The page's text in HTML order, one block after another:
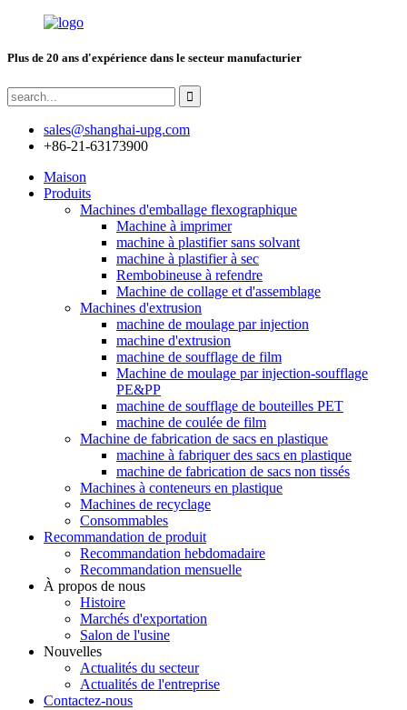
Plus de 20 ans d'expérience dans le secteur manufacturier
sales@shanghai-upg.com
+86-21-63173900
Maison
Produits
Machines d'emballage flexographique
Machine à imprimer
machine à plastifier sans solvant
machine à plastifier à sec
Rembobineuse à refendre
Machine de collage et d'assemblage
Machines d'extrusion
machine de moulage par injection
machine d'extrusion
machine de soufflage de film
Machine de moulage par injection-soufflage
PE&PP
machine de soufflage de bouteilles PET
machine de coulée de film
Machine de fabrication de sacs en plastique
machine à fabriquer des sacs en plastique
machine de fabrication de sacs non tissés
Machines à conteneurs en plastique
Machines de recyclage
Consommables
Recommandation de produit
Recommandation hebdomadaire
Recommandation mensuelle
À propos de nous
Histoire
Marchés d'exportation
Salon de l'usine
Nouvelles
Actualités du secteur
Actualités de l'entreprise
Contactez-nous